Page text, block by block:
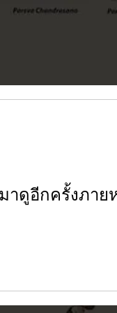
าดูอีกครั้งภาย